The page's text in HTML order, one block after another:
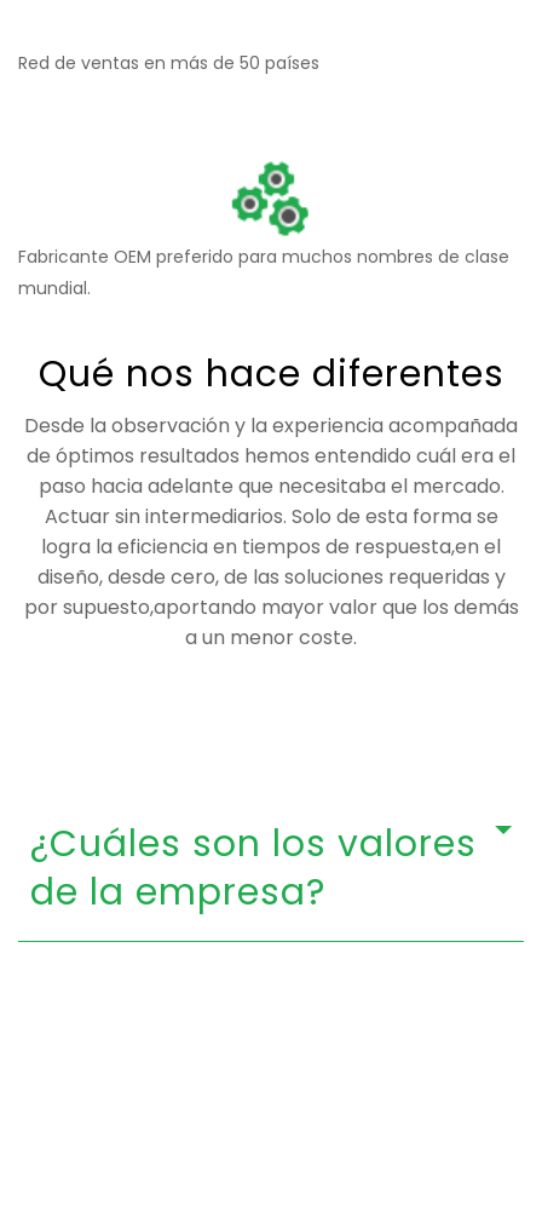
Red de ventas en más de 50 países
Fabricante OEM preferido para muchos nombres de clase
mundial.
Qué nos hace diferentes
Desde la observación y la experiencia acompañada
de óptimos resultados hemos entendido cuál era el
paso hacia adelante que necesitaba el mercado.
Actuar sin intermediarios. Solo de esta forma se
logra la eficiencia en tiempos de respuesta,en el
diseño, desde cero, de las soluciones requeridas y
por supuesto,aportando mayor valor que los demás
a un menor coste.
¿Cuáles son los valores
de la empresa?